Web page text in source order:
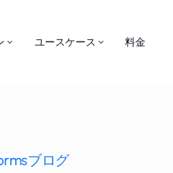
ユースケース 料金
ブログ